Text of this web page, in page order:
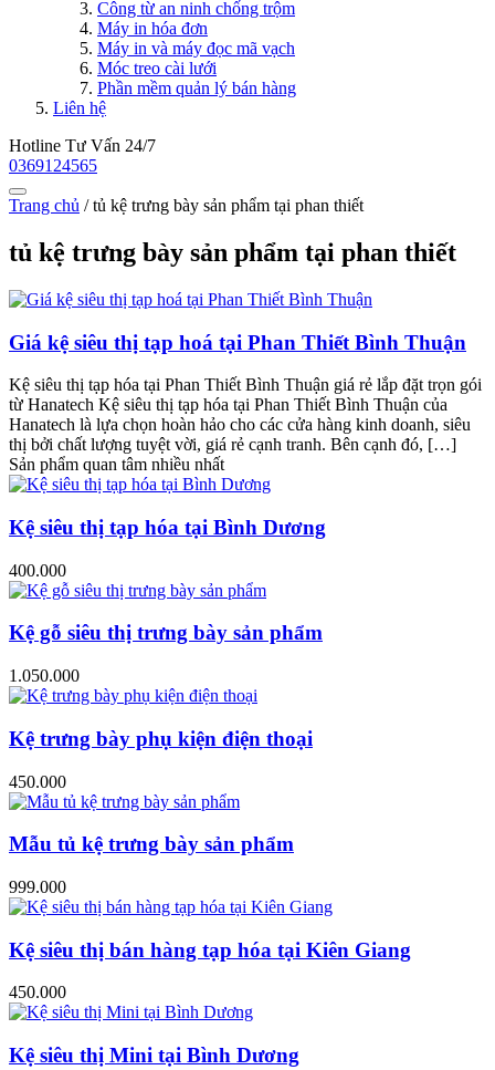
Công từ an ninh chống trộm
Máy in hóa đơn
Máy in và máy đọc mã vạch
Móc treo cài lưới
Phần mềm quản lý bán hàng
Liên hệ
Hotline Tư Vấn 24/7
0369124565
Trang chủ /tủ kệ trưng bày sản phẩm tại phan thiết
tủ kệ trưng bày sản phẩm tại phan thiết
Giá kệ siêu thị tạp hoá tại Phan Thiết Bình Thuận
Kệ siêu thị tạp hóa tại Phan Thiết Bình Thuận giá rẻ lắp đặt trọn gói
từ Hanatech Kệ siêu thị tạp hóa tại Phan Thiết Bình Thuận của
Hanatech là lựa chọn hoàn hảo cho các cửa hàng kinh doanh, siêu
thị bởi chất lượng tuyệt vời, giá rẻ cạnh tranh. Bên cạnh đó, […]
Sản phẩm quan tâm nhiều nhất
Kệ siêu thị tạp hóa tại Bình Dương
400.000
Kệ gỗ siêu thị trưng bày sản phẩm
1.050.000
Kệ trưng bày phụ kiện điện thoại
450.000
Mẫu tủ kệ trưng bày sản phẩm
999.000
Kệ siêu thị bán hàng tạp hóa tại Kiên Giang
450.000
Kệ siêu thị Mini tại Bình Dương